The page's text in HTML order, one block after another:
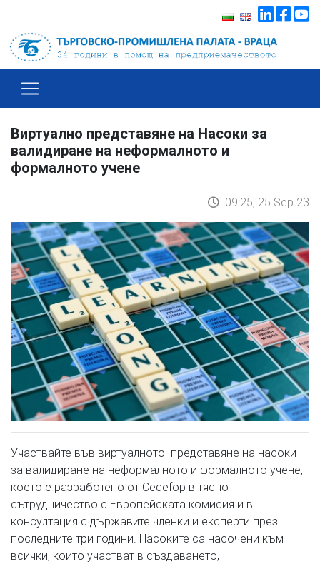
Виртуално представяне на Насоки за
валидиране на неформалното и
формалното учене
09:25, 25 Sep 23
Участвайте във виртуалното представяне на насоки
за валидиране на неформалното и формалното учене,
което е разработено от Cedefop в тясно
сътрудничество с Европейската комисия и в
консултация с държавите членки и експерти през
последните три години. Насоките са насочени към
всички, които участват в създаването,